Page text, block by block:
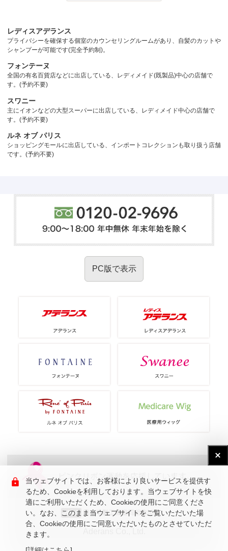
レディスアデランス
プライバシーを確保する個室のカウンセリングルームがあり、自髪のカットや
シャンプーが可能です(完全予約制)。
フォンテーヌ
全国の有名百貨店などに出店している、レディメイド(既製品)中心の店舗で
す。(予約不要)
スワニー
主にイオンなどの大型スーパーに出店している、レディメイド中心の店舗で
す。(予約不要)
ルネ オブ パリス
ショッピングモールに出店している、インポートコレクションも取り扱う店舗
です。(予約不要)
PC版で表示
当ウェブサイトでは、お客様により良いサービスを提供す
るため、Cookieを利用しております。当ウェブサイトを快
適にご利用いただくため、Cookieの使用にご同意くださ
い。なお、このまま当ウェブサイトをご覧いただいた場
合、Cookieの使用にご同意いただいたものとさせていただ
きます。